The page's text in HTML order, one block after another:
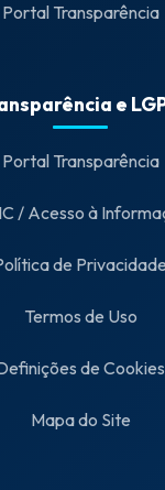
Portal Transparência
e
Portal Transparência
/ Acesso à
de Privacidade
Termos de Uso
de Cookies
Mapa do Site